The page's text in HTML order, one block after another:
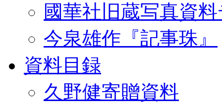
國華社旧蔵写真資
今泉雄作『記事珠』
資料目録
久野健寄贈資料